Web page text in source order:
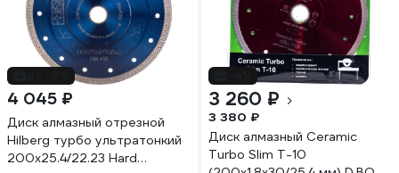
4 045 ₽
Диск алмазный отрезной
Hilberg турбо ультратонкий
200x25.4/22.23 Hard
3 260 ₽
3 380 ₽
Диск алмазный Ceramic
Turbo Slim T-10